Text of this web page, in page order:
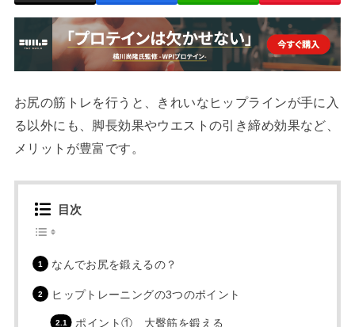
お尻の筋トレを行うと、きれいなヒップラインが手に入
る以外にも、脚長効果やウエストの引き締め効果など、
メリットが豊富です。
目次
なんでお尻を鍛えるの？
ヒップトレーニングの3つのポイント
ポイント① 大臀筋を鍛える